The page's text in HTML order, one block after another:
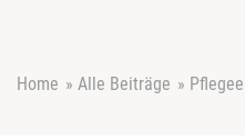
Home » Alle Beiträge »